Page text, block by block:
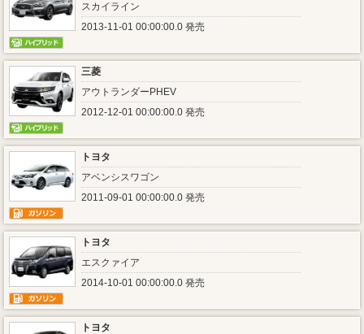
スカイライン
2013-11-01 00:00:00.0 発売
三菱
アウトランダーPHEV
2012-12-01 00:00:00.0 発売
トヨタ
アベンシスワゴン
2011-09-01 00:00:00.0 発売
トヨタ
エスクァイア
2014-10-01 00:00:00.0 発売
トヨタ